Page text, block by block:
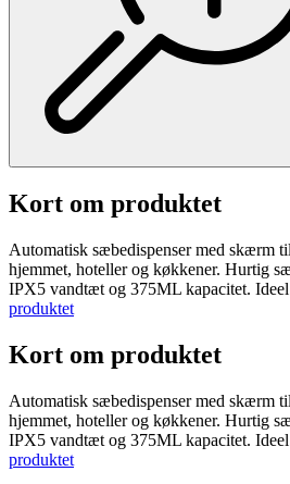
Kort om produktet
Automatisk sæbedispenser med skærm
hjemmet, hoteller og køkkener. Hurtig
IPX5 vandtæt og 375ML kapacitet.
produktet
Kort om produktet
Automatisk sæbedispenser med skærm
hjemmet, hoteller og køkkener. Hurtig
IPX5 vandtæt og 375ML kapacitet.
produktet